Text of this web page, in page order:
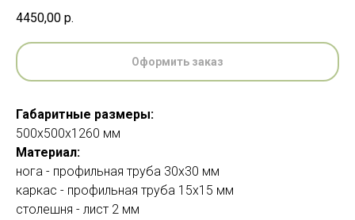
4450,00 р.
Оформить заказ
Габаритные размеры:
500х500х1260 мм
Материал:
нога - профильная труба 30х30 мм
каркас - профильная труба 15х15 мм
столешня - лист 2 мм